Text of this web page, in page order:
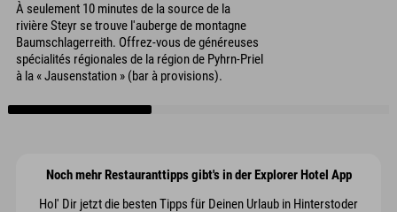
À seulement 10 minutes de la source de la
rivière Steyr se trouve l'auberge de montagne
Baumschlagerreith. Offrez-vous de généreuses
spécialités régionales de la région de Pyhrn-Priel
à la « Jausenstation » (bar à provisions).
Noch mehr Restauranttipps gibt's in der Explorer Hotel App
Hol' Dir jetzt die besten Tipps für Deinen Urlaub in Hinterstoder